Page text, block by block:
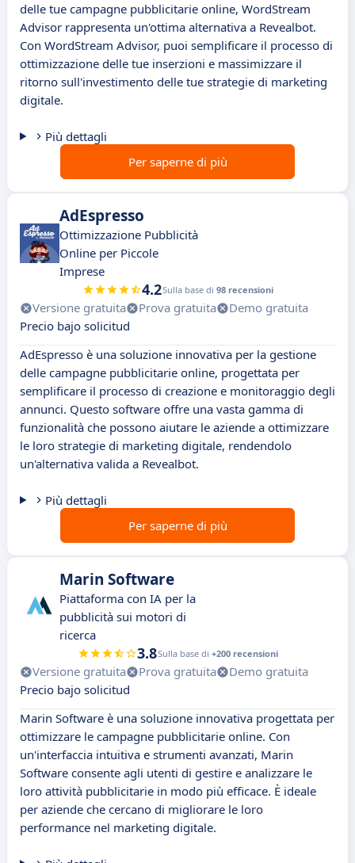
delle tue campagne pubblicitarie online, WordStream
Advisor rappresenta un'ottima alternativa a Revealbot.
Con WordStream Advisor, puoi semplificare il processo di
ottimizzazione delle tue inserzioni e massimizzare il
ritorno sull'investimento delle tue strategie di marketing
digitale.
Più dettagli
Per saperne di più
AdEspresso
Ottimizzazione Pubblicità
Online per Piccole
Imprese
4.2Sulla base di 98 recensioni
Versione gratuita Prova gratuita
Demo gratuita
Precio bajo solicitud
AdEspresso è una soluzione innovativa per la gestione
delle campagne pubblicitarie online, progettata per
semplificare il processo di creazione e monitoraggio degli
annunci. Questo software offre una vasta gamma di
funzionalità che possono aiutare le aziende a ottimizzare
le loro strategie di marketing digitale, rendendolo
un'alternativa valida a Revealbot.
Più dettagli
Per saperne di più
Marin Software
Piattaforma con IA per la
pubblicità sui motori di
ricerca
3.8Sulla base di +200 recensioni
Versione gratuita Prova gratuita
Demo gratuita
Precio bajo solicitud
Marin Software è una soluzione innovativa progettata per
ottimizzare le campagne pubblicitarie online. Con
un'interfaccia intuitiva e strumenti avanzati, Marin
Software consente agli utenti di gestire e analizzare le
loro attività pubblicitarie in modo più efficace. È ideale
per aziende che cercano di migliorare le loro
performance nel marketing digitale.